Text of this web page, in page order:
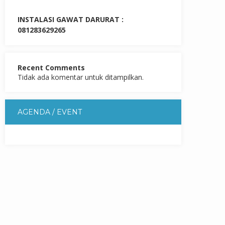
INSTALASI GAWAT DARURAT :
081283629265
Recent Comments
Tidak ada komentar untuk ditampilkan.
AGENDA / EVENT